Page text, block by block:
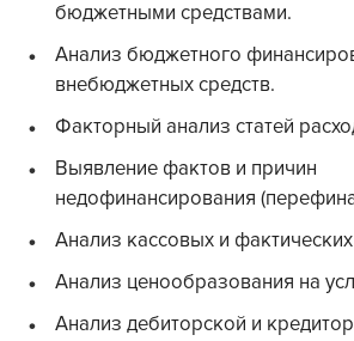
бюджетными средствами.
Анализ бюджетного
внебюджетных средств.
Факторный анализ статей
Выявление фактов и причин
недофинансирования
Анализ кассовых и
Анализ ценообразования на
Анализ дебиторской и